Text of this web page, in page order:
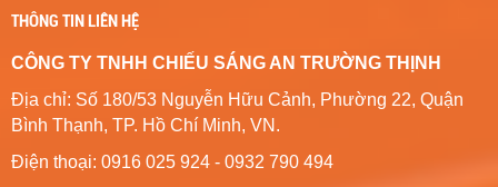
THÔNG TIN LIÊN HỆ
CÔNG TY TNHH CHIẾU SÁNG AN TRƯỜNG THỊNH
Địa chỉ: Số 180/53 Nguyễn Hữu Cảnh, Phường 22, Quận
Bình Thạnh, TP. Hồ Chí Minh, VN.
Điện thoại: 0916 025 924 - 0932 790 494